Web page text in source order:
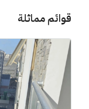
قوائم مماثلة